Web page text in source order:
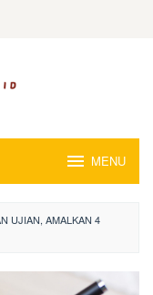
MENU
UJIAN, AMALKAN 4